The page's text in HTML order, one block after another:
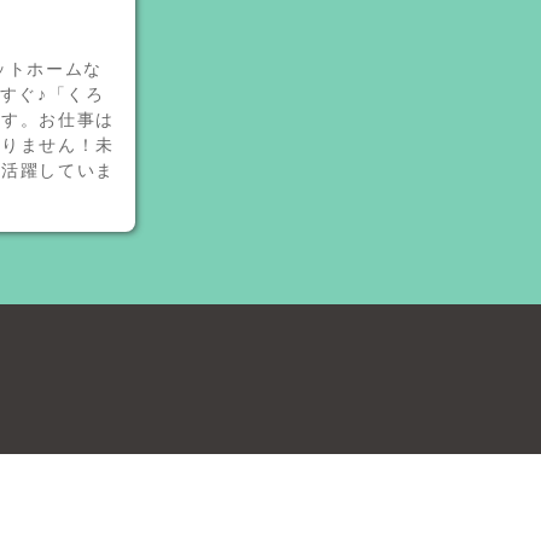
ホームな
ぐ♪「くろ
。お仕事は
ません！未
躍していま